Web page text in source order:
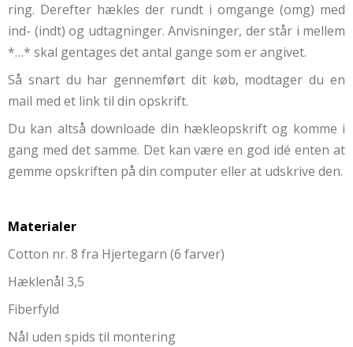
ring. Derefter hækles der rundt i omgange (omg) med
ind- (indt) og udtagninger. Anvisninger, der står i mellem
*…* skal gentages det antal gange som er angivet.
Så snart du har gennemført dit køb, modtager du en
mail med et link til din opskrift.
Du kan altså downloade din hækleopskrift og komme i
gang med det samme. Det kan være en god idé enten at
gemme opskriften på din computer eller at udskrive den.
Materialer
Cotton nr. 8 fra Hjertegarn (6 farver)
Hæklenål 3,5
Fiberfyld
Nål uden spids til montering